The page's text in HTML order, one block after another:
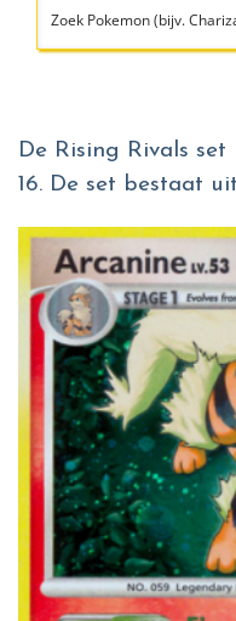
De Rising Rivals
16. De set bestaat